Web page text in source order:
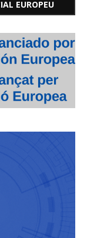
EUROPEU